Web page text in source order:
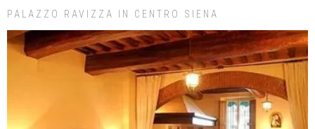
PALAZZO RAVIZZA IN CENTRO SIENA